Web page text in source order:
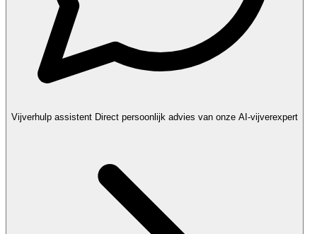
Vijverhulp assistent Direct persoonlijk advies van onze AI-vijverexpert